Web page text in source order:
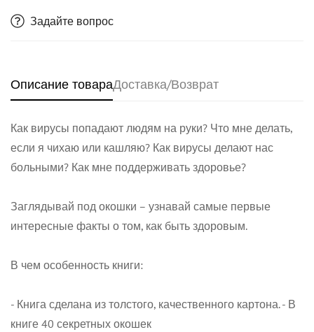
Задайте вопрос
Описание товараДоставка/Возврат
Как вирусы попадают людям на руки? Что мне делать,
если я чихаю или кашляю? Как вирусы делают нас
больными? Как мне поддерживать здоровье?
Заглядывай под окошки – узнавай самые первые
интересные факты о том, как быть здоровым.
В чем особенность книги:
- Книга сделана из толстого, качественного картона. - В
книге 40 секретных окошек